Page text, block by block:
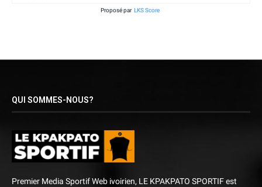
Proposé par LKS Score
QUI SOMMES-NOUS?
Premier Media Sportif Web ivoirien, LE KPAKPATO SPORTIF est